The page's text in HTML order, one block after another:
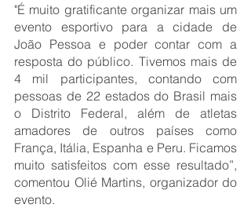
"É muito gratificante organizar mais um
evento esportivo para a cidade de
João Pessoa e poder contar com a
resposta do público. Tivemos mais de
4 mil participantes, contando com
pessoas de 22 estados do Brasil mais
o Distrito Federal, além de atletas
amadores de outros países como
França, Itália, Espanha e Peru. Ficamos
muito satisfeitos com esse resultado”,
comentou Olié Martins, organizador do
evento.